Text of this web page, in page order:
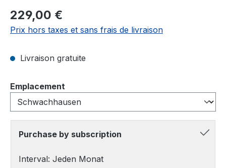
Prix régulier :
229,00 €
Prix hors taxes et sans frais de livraison
Livraison gratuite
Sélectionnez
Emplacement
Purchase by subscription
Interval: Jeden Monat